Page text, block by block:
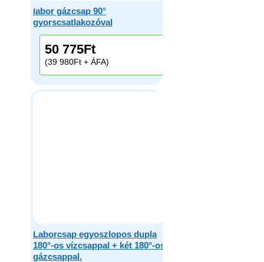
labor gázcsap 90°
gyorscsatlakozóval
50 775Ft
(39 980Ft + ÁFA)
Laborcsap egyoszlopos dupla
180°-os vízcsappal + két 180°-os
gázcsappal.